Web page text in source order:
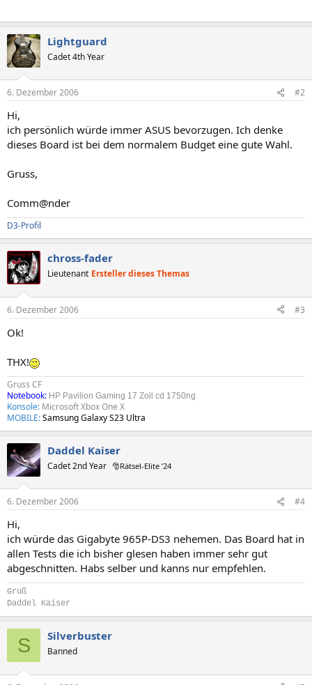
Lightguard
Cadet 4th Year
6. Dezember 2006 #2
Hi,
ich persönlich würde immer ASUS bevorzugen. Ich denke
dieses Board ist bei dem normalem Budget eine gute Wahl.
Gruss,
Comm@nder
D3-Profil
chross-fader
Lieutenant Ersteller dieses Themas
6. Dezember 2006 #3
Ok!
THX!
Gruss CF
Notebook: HP Pavilion Gaming 17 Zoll cd 1750ng
Konsole: Microsoft Xbox One X
MOBILE:Samsung Galaxy S23 Ultra
Daddel Kaiser
Cadet 2nd Year 🎅Rätsel-Elite ’24
6. Dezember 2006 #4
Hi,
ich würde das Gigabyte 965P-DS3 nehemen. Das Board hat in
allen Tests die ich bisher glesen haben immer sehr gut
abgeschnitten. Habs selber und kanns nur empfehlen.
Gruß
Daddel Kaiser
S Silverbuster
Banned